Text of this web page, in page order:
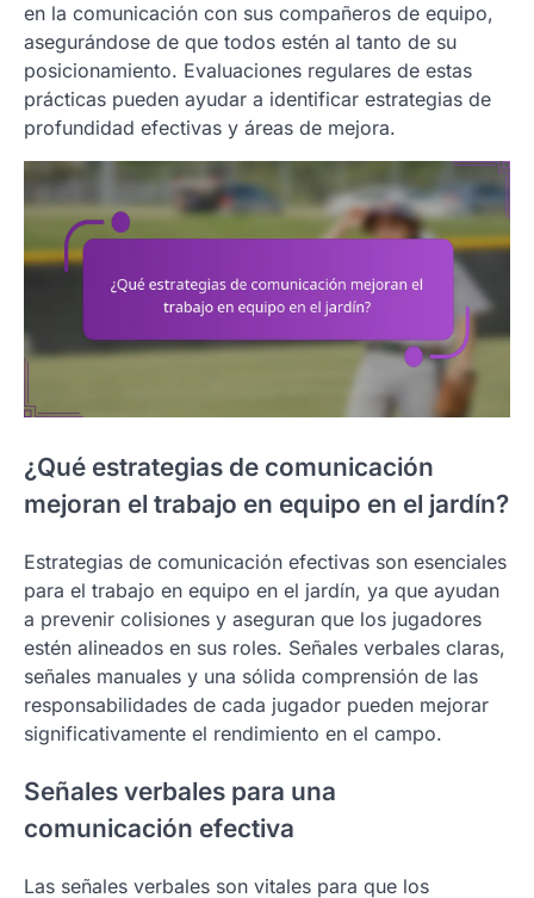
en la comunicación con sus compañeros de equipo,
asegurándose de que todos estén al tanto de su
posicionamiento. Evaluaciones regulares de estas
prácticas pueden ayudar a identificar estrategias de
profundidad efectivas y áreas de mejora.
¿Qué estrategias de comunicación
mejoran el trabajo en equipo en el jardín?
Estrategias de comunicación efectivas son esenciales
para el trabajo en equipo en el jardín, ya que ayudan
a prevenir colisiones y aseguran que los jugadores
estén alineados en sus roles. Señales verbales claras,
señales manuales y una sólida comprensión de las
responsabilidades de cada jugador pueden mejorar
significativamente el rendimiento en el campo.
Señales verbales para una
comunicación efectiva
Las señales verbales son vitales para que los